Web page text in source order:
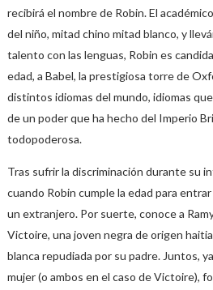
recibirá el nombre de Robin. El
del niño, mitad chino mitad blanco, y
talento con las lenguas, Robin es
edad, a Babel, la prestigiosa torre de
distintos idiomas del mundo, idiomas
de un poder que ha hecho del Imperio
todopoderosa.
Tras sufrir la discriminación durante su
cuando Robin cumple la edad para
un extranjero. Por suerte, conoce a
Victoire, una joven negra de origen
blanca repudiada por su padre. Juntos,
mujer (o ambos en el caso de Victoire),